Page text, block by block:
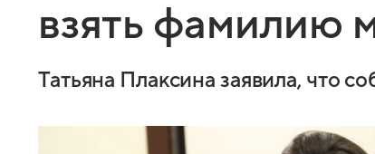
взять фамилию
Татьяна Плаксина заявила, что